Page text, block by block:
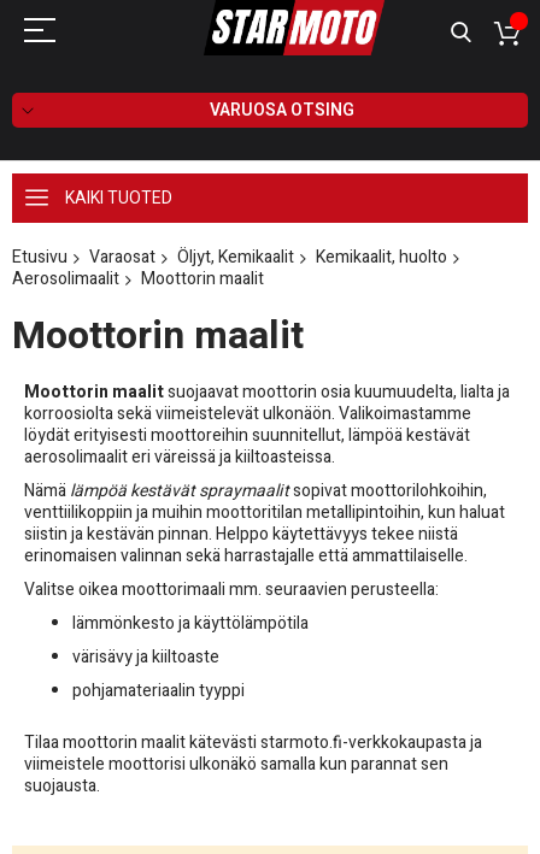
VARUOSA OTSING
KAIKI TUOTED
Etusivu Varaosat Öljyt, Kemikaalit
Kemikaalit, huolto
Aerosolimaalit
Moottorin maalit
Moottorin maalit
Moottorin maalitsuojaavat moottorin osia kuumuudelta, lialta ja
korroosiolta sekä viimeistelevät ulkonäön. Valikoimastamme
löydät erityisesti moottoreihin suunnitellut, lämpöä kestävät
aerosolimaalit eri väreissä ja kiiltoasteissa.
Nämälämpöä kestävät spraymaalitsopivat moottorilohkoihin,
venttiilikoppiin ja muihin moottoritilan metallipintoihin, kun haluat
siistin ja kestävän pinnan. Helppo käytettävyys tekee niistä
erinomaisen valinnan sekä harrastajalle että ammattilaiselle.
Valitse oikea moottorimaali mm. seuraavien perusteella:
lämmönkesto ja käyttölämpötila
värisävy ja kiiltoaste
pohjamateriaalin tyyppi
Tilaa moottorin maalit kätevästi starmoto.fi-verkkokaupasta ja
viimeistele moottorisi ulkonäkö samalla kun parannat sen
suojausta.